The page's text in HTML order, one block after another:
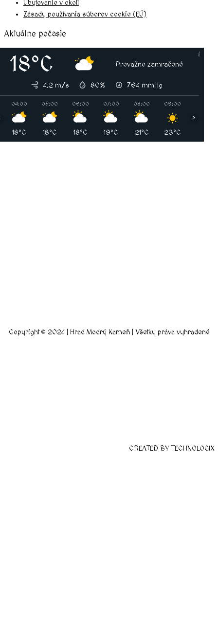
Ubytovanie v okolí
Zásady používania súborov cookie (EÚ)
Aktuálne počasie
18°C Prevažne zamračené
4.2 m/s 80% 764mmHg
04:00
18°C
05:00
18°C
06:00
18°C
07:00
19°C
08:00
21°C
09:00
23°C
›
Copyright © 2024 | Hrad Modrý Kameň | Všetky práva vyhradené
CREATED BY TECHNOLOGIX